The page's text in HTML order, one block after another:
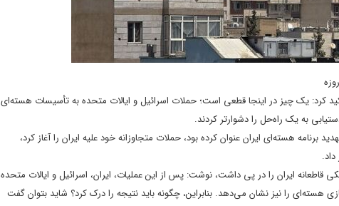
کرد: یک چیز در اینجا قطعی است؛ حملات اسرائیل و ایالات متحده به تأسیسات هسته‌ای
به یک راه‌حل را دشوارتر کردند.
به بهانه مقابله با آنچه تهدید برنامه هسته‌ای ایران عنوان کرده بود، حملات متجاوزانه خود علیه ایران را آغاز کرد،
ایران را در پی داشت، نوشت: پس از این عملیات، ایران، اسرائیل و ایالات متحده
هسته‌ای را نیز نشان می‌دهد. بنابراین، چگونه باید نتیجه را درک کرد؟ شاید بتوان گفت